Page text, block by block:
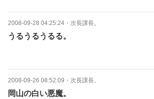
2008-09-28 04:25:24 ・ 次長課長。
うるうるうるる。
2008-09-26 08:52:09 ・ 次長課長。
岡山の白い悪魔。